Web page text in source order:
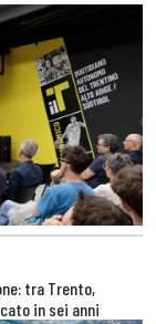
tra Trento,
in sei anni